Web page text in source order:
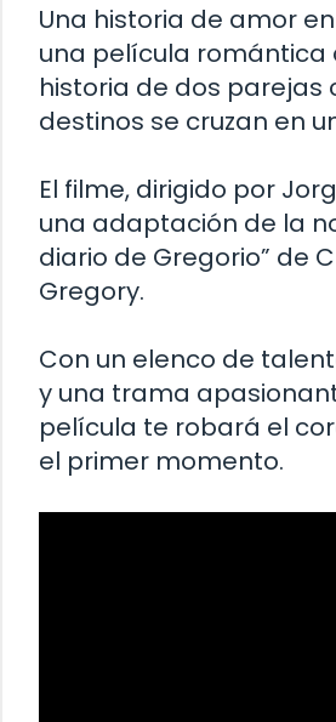
Una historia de amor
una película romántica
historia de dos parejas
destinos se cruzan en
El filme, dirigido por
una adaptación de la
diario de Gregorio” de
Gregory.
Con un elenco de
y una trama
película te robará el
el primer momento.